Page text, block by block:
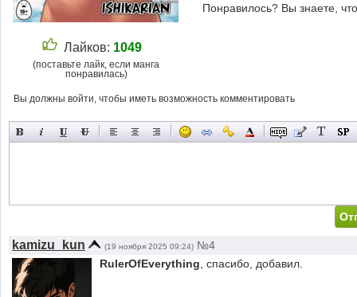
Лайков: 1049
(поставьте лайк, если манга
понравилась)
Понравилось? Вы знаете,
Вы должны войти, чтобы иметь возможность комментировать
kamizu_kun (19 ноября 2025 09:24) №4
RulerOfEverything , спасибо, добавил.